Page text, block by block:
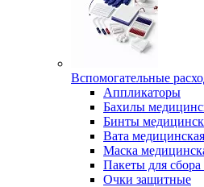
Вспомогательные
Аппликаторы
Бахилы
Бинты
Вата
Маска
Пакеты для
Очки защитные